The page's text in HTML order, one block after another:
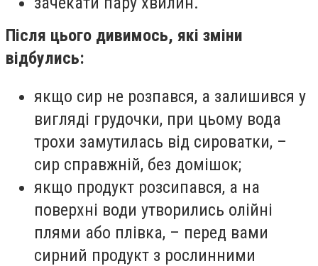
Після цього дивимось, які зміни
відбулись:
якщо сир не розпався, а залишився у
вигляді грудочки, при цьому вода
трохи замутилась від сироватки, –
сир справжній, без домішок;
якщо продукт розсипався, а на
поверхні води утворились олійні
плями або плівка, – перед вами
сирний продукт з рослинними